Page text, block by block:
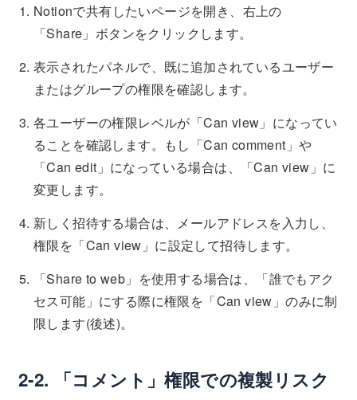
Notionで共有したいページを開き、右上の
「Share」ボタンをクリックします。
表示されたパネルで、既に追加されているユーザー
またはグループの権限を確認します。
各ユーザーの権限レベルが「Can view」になってい
ることを確認します。もし「Can comment」や
「Can edit」になっている場合は、「Can view」に
変更します。
新しく招待する場合は、メールアドレスを入力し、
権限を「Can view」に設定して招待します。
「Share to web」を使用する場合は、「誰でもアク
セス可能」にする際に権限を「Can view」のみに制
限します(後述)。
2-2. 「コメント」権限での複製リスク